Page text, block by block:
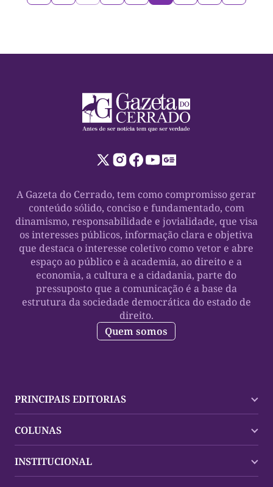
A Gazeta do Cerrado, tem como compromisso gerar
conteúdo sólido, conciso e fundamentado, com
dinamismo, responsabilidade e jovialidade, que visa
os interesses públicos, informação clara e objetiva
que destaca o interesse coletivo como vetor e abre
espaço ao público e à academia, ao direito e a
economia, a cultura e a cidadania, parte do
pressuposto que a comunicação é a base da
estrutura da sociedade democrática do estado de
direito.
Quem somos
PRINCIPAIS EDITORIAS
Palmas
Mundo
COLUNAS
Policial
INSTITUCIONAL